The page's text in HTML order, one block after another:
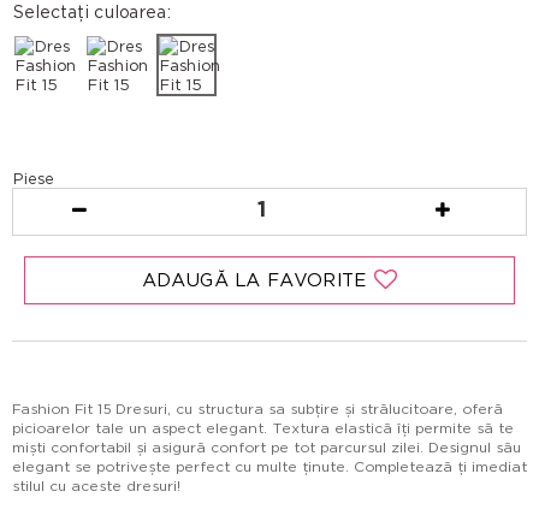
Selectați culoarea:
Piese
1
ADAUGĂ LA FAVORITE
Fashion Fit 15 Dresuri, cu structura sa subțire și strălucitoare, oferă
picioarelor tale un aspect elegant. Textura elastică îți permite să te
miști confortabil și asigură confort pe tot parcursul zilei. Designul său
elegant se potrivește perfect cu multe ținute. Completează ți imediat
stilul cu aceste dresuri!